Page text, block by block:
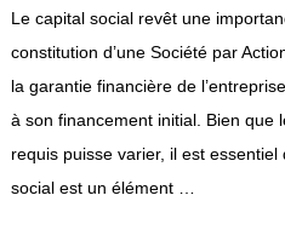
Le capital social revêt une
constitution d’une Société par
la garantie financière de
à son financement initial. Bien que
requis puisse varier, il est
social est un élément …